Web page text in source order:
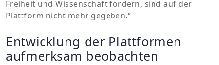
Freiheit und Wissenschaft fördern, sind auf der
Plattform nicht mehr gegeben.“
Entwicklung der Plattformen
aufmerksam beobachten